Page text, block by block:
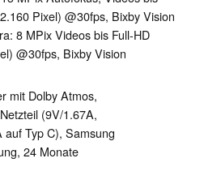
Pixel) @30fps, Bixby Vision
8 MPix Videos bis Full-HD
@30fps, Bixby Vision
mit Dolby Atmos,
(9V/1.67A,
Typ C), Samsung
24 Monate